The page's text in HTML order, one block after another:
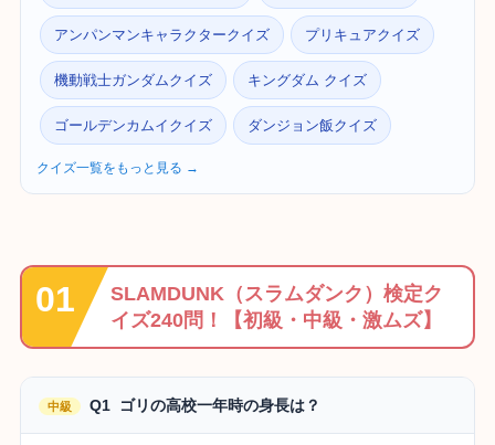
アンパンマンキャラクタークイズ プリキュアクイズ
機動戦士ガンダムクイズ キングダム クイズ
ゴールデンカムイクイズ ダンジョン飯クイズ
クイズ一覧をもっと見る →
SLAMDUNK（スラムダンク）検定ク
イズ240問！【初級・中級・激ムズ】
中級 Q1 ゴリの高校一年時の身長は？